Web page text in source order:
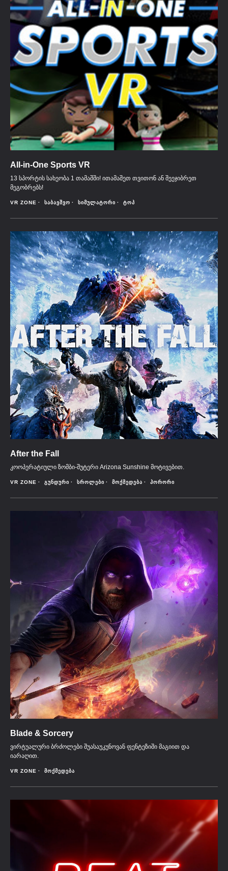
All-in-One Sports VR
13 სპორტის სახეობა 1 თამაშში! ითამაშეთ თვითონ ან შეეჯიბრეთ
მეგობრებს!
VR ZONE ᲡᲐᲑᲐᲕᲨᲕᲝ ᲡᲘᲛᲣᲚᲐᲢᲝᲠᲘ ᲢᲝᲞ
After the Fall
კოოპერატიული ზომბი-შუტერი Arizona Sunshine მოტივებით.
VR ZONE ᲒᲣᲜᲓᲣᲠᲘ ᲡᲠᲝᲚᲔᲑᲘ ᲛᲝᲥᲛᲔᲓᲔᲑᲐ ᲰᲝᲠᲝᲠᲘ
Blade & Sorcery
ვირტუალური ბრძოლები შუასაუკუნოვან ფენტეზიში მაგიით და
იარაღით.
VR ZONE ᲛᲝᲥᲛᲔᲓᲔᲑᲐ